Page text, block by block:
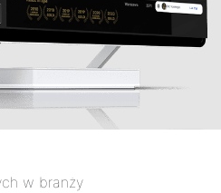
w branży